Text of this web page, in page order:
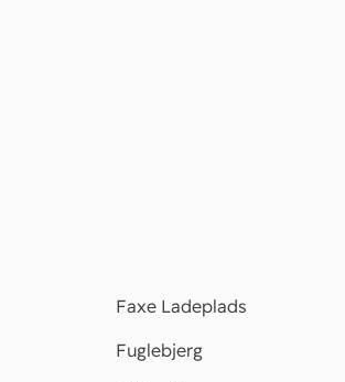
Faxe Ladeplads
Fuglebjerg